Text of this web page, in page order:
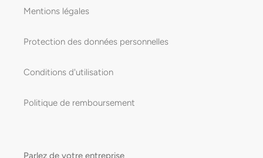
Mentions légales
Protection des données personnelles
Conditions d'utilisation
Politique de remboursement
Parlez de votre entreprise